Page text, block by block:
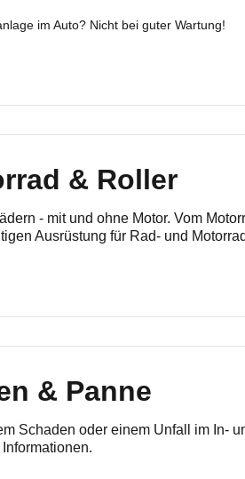
im Auto? Nicht bei guter Wartung!
& Roller
- mit und ohne Motor. Vom
Ausrüstung für Rad- und
& Panne
Schaden oder einem Unfall im In-